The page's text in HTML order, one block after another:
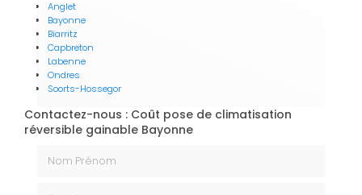
Anglet
Bayonne
Biarritz
Capbreton
Labenne
Ondres
Soorts-Hossegor
Contactez-nous : Coût pose de climatisation
réversible gainable Bayonne